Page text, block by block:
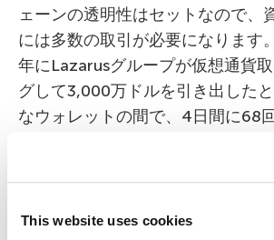
This website uses cookies
ェーンの透明性はセットなので、
には多数の取引が必要になります
年にLazarusグループが仮想通貨
グして3,000万ドルを引き出した
なウォレットの間で、4日間に68